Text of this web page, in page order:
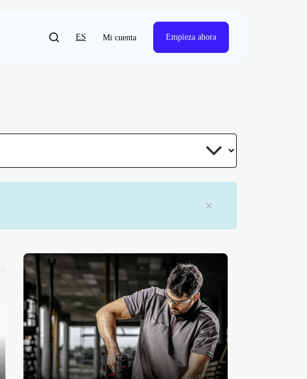
ES Mi cuenta Empieza ahora